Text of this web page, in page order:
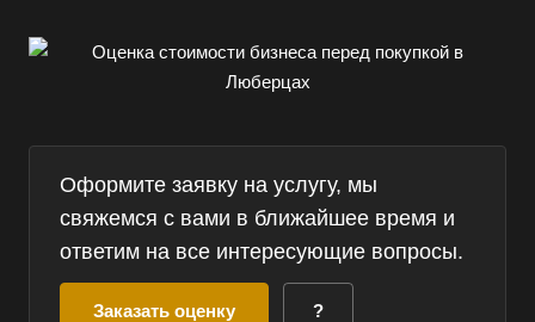
Оформите заявку на услугу, мы
свяжемся с вами в ближайшее время и
ответим на все интересующие вопросы.
Заказать оценку ?